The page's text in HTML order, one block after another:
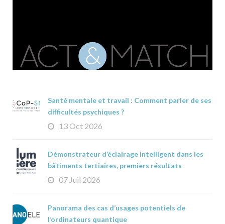
Santé mentale et travail : Comment parler de ses
difficultés psychiques ?
13 Oct 2026
Démonstrateur d’éclairage intelligent dans les
bâtiments tertiaires, premiers résultats
07 Juil 2026
Panorama des cas d’usages potentiels de
l’ordinateurs quantique